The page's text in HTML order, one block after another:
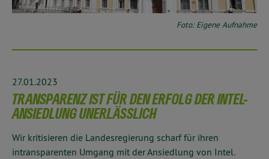
Foto: Eigene Aufnahme
27.01.2023
TRANSPARENZ IST FÜR DEN ERFOLG DER INTEL-
ANSIEDLUNG UNERLÄSSLICH
Wir kritisieren die Landesregierung scharf für ihren
intransparenten Umgang mit der Ansiedlung von Intel.